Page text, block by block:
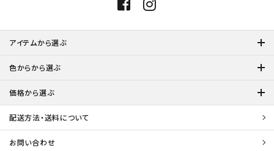
アイテムから選ぶ
色からから選ぶ
価格から選ぶ
配送方法・送料について
お問い合わせ